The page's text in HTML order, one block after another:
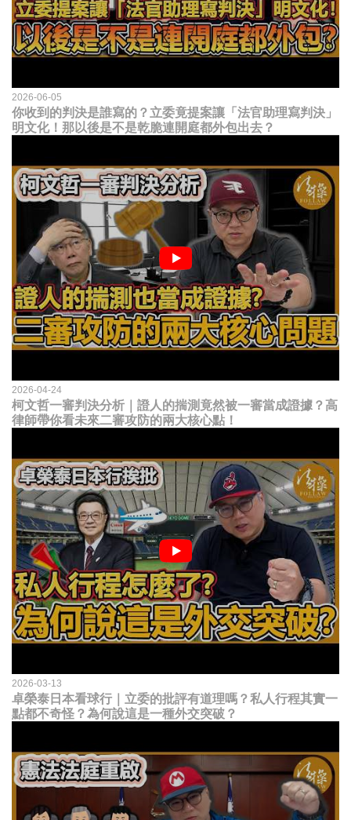
2026-06-05
你收到的判決是誰寫的？立委竟提案讓「法官助理寫判決」
明文化！那以後是不是乾脆連開庭都外包出去？
2026-04-24
柯文哲一審判決分析｜證人的揣測竟然被一審當成證據？高
律師帶你看未來二審攻防的兩大核心點！
2026-03-13
卓榮泰日本看球行｜立委的批評有道理嗎？私人行程其實一
點都不奇怪？為何說這是一種外交突破？